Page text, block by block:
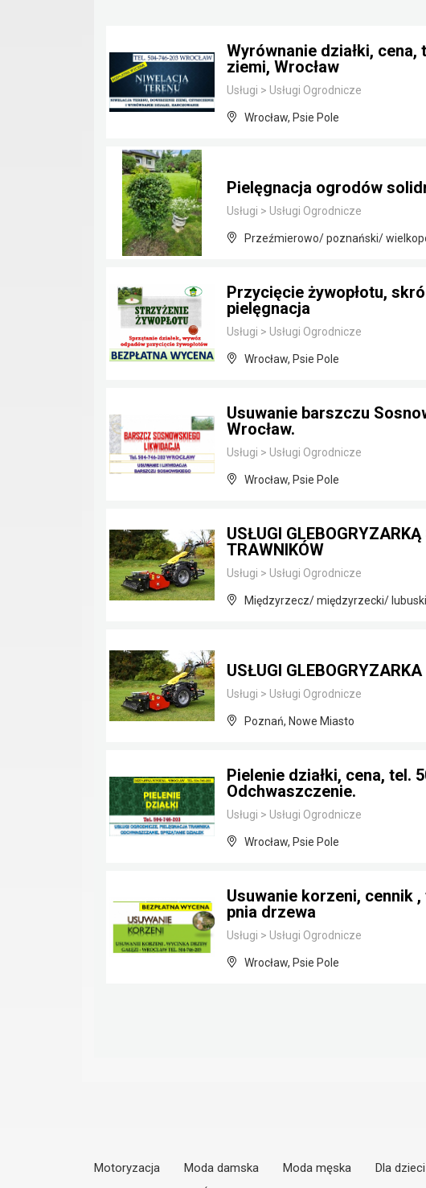
Wyrównanie działki, cena,
ziemi, Wrocław
Usługi > Usługi Ogrodnicze
Wrocław, Psie Pole
Pielęgnacja ogrodów
Usługi > Usługi Ogrodnicze
Przeźmierowo/ poznański/
Przycięcie żywopłotu,
pielęgnacja
Usługi > Usługi Ogrodnicze
Wrocław, Psie Pole
Usuwanie barszczu
Wrocław.
Usługi > Usługi Ogrodnicze
Wrocław, Psie Pole
USŁUGI
TRAWNIKÓW
Usługi > Usługi Ogrodnicze
Międzyrzecz/ międzyrzecki/
USŁUGI
Usługi > Usługi Ogrodnicze
Poznań, Nowe Miasto
Pielenie działki, cena, tel.
Odchwaszczenie.
Usługi > Usługi Ogrodnicze
Wrocław, Psie Pole
Usuwanie korzeni, cennik ,
pnia drzewa
Usługi > Usługi Ogrodnicze
Wrocław, Psie Pole
Motoryzacja Moda damska Moda męska Dla dzieci